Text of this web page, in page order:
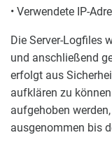
• Verwendete IP-
Die Server-Logfiles
und anschließend
erfolgt aus
aufklären zu
aufgehoben
ausgenommen bis